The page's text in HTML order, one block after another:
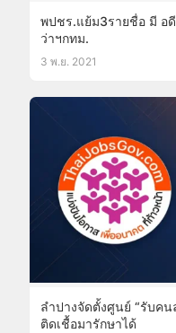
พปชร.แย้ม3รายชื่อ มี อ
ว่าฯกทม.
3 พ.ย. 2021
ลำปางจัดตั้งศูนย์ “รับค
ติดเชื้อมารักษาได้